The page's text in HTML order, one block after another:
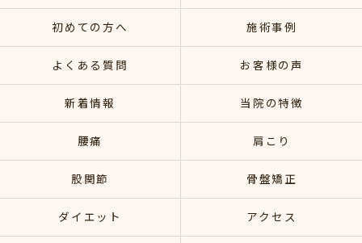
初めての方へ 施術事例
よくある質問 お客様の声
新着情報 当院の特徴
腰痛 肩こり
股関節 骨盤矯正
ダイエット アクセス